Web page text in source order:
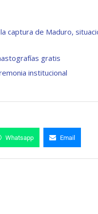
captura de Maduro,
gratis
institucional
Whatsapp Email